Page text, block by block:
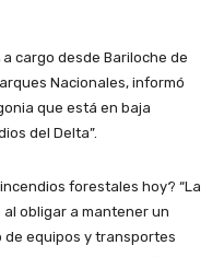
a cargo desde Bariloche de
Nacionales, informó
que está en baja
del Delta”.
forestales hoy? “La
obligar a mantener un
equipos y transportes